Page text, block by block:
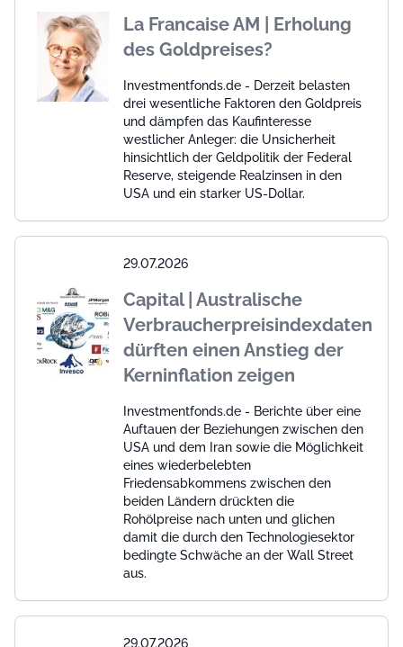
La Francaise AM | Erholung
des Goldpreises?
Investmentfonds.de - Derzeit belasten
drei wesentliche Faktoren den Goldpreis
und dämpfen das Kaufinteresse
westlicher Anleger: die Unsicherheit
hinsichtlich der Geldpolitik der Federal
Reserve, steigende Realzinsen in den
USA und ein starker US-Dollar.
29.07.2026
Capital | Australische
Verbraucherpreisindexdaten
dürften einen Anstieg der
Kerninflation zeigen
Investmentfonds.de - Berichte über eine
Auftauen der Beziehungen zwischen den
USA und dem Iran sowie die Möglichkeit
eines wiederbelebten
Friedensabkommens zwischen den
beiden Ländern drückten die
Rohölpreise nach unten und glichen
damit die durch den Technologiesektor
bedingte Schwäche an der Wall Street
aus.
29.07.2026